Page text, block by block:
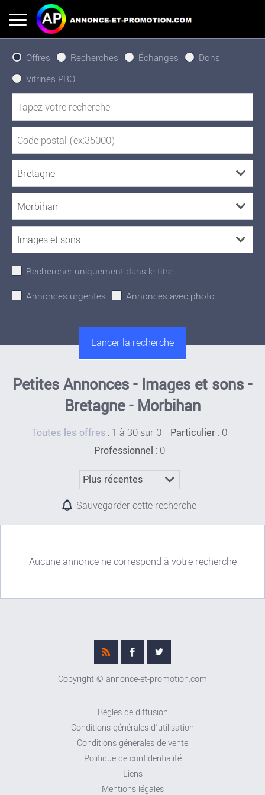
Offres Recherches Échanges
Dons
Vitrines PRO
Rechercher uniquement dans le titre
Annonces urgentes
Annonces avec photo
Petites Annonces - Images et sons -
Bretagne - Morbihan
Toutes les offres : 1 à 30 sur 0 Particulier : 0
Professionnel : 0
Sauvegarder cette recherche
Aucune annonce ne correspond à votre recherche
Copyright © annonce-et-promotion.com
Règles de diffusion
Conditions générales d'utilisation
Conditions générales de vente
Politique de confidentialité
Liens
Mentions légales